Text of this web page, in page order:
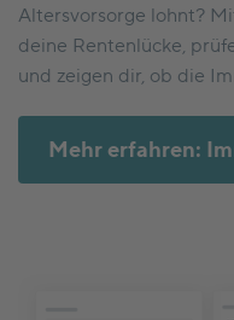
Altersvorsorge lohnt?
deine Rentenlücke,
und zeigen dir, ob die
Mehr erfahren: